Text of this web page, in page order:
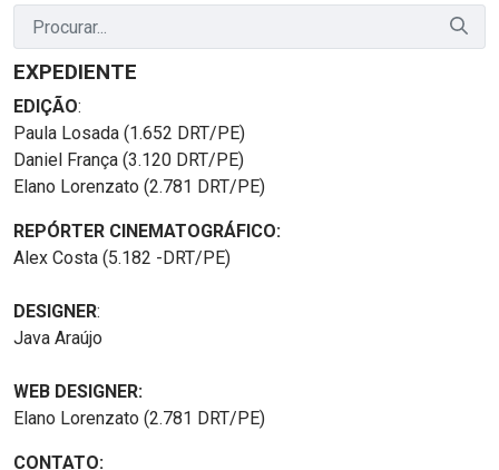
EXPEDIENTE
EDIÇÃO:
Paula Losada (1.652 DRT/PE)
Daniel França (3.120 DRT/PE)
Elano Lorenzato (2.781 DRT/PE)
REPÓRTER CINEMATOGRÁFICO:
Alex Costa (5.182 -DRT/PE)
DESIGNER:
Java Araújo
WEB DESIGNER:
Elano Lorenzato (2.781 DRT/PE)
CONTATO: